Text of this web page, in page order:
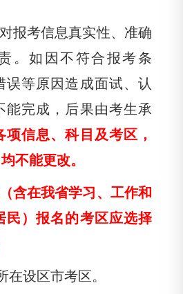
报考信息真实性、准确
。如因不符合报考条
误等原因造成面试、认
能完成，后果由考生承
项信息、科目及考区，
不能更改。
含在我省学习、工作和
民）报名的考区应选择
在设区市考区。